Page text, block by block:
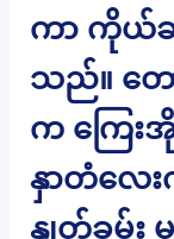
ကာ ကိုယ်ခ
သည်။ တေ
က ကြေး
နှာတံလေး
နှုတ်ခမ်း